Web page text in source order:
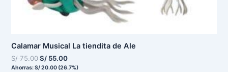
Calamar Musical La tiendita de Ale
S/75.00S/ 55.00
Ahorras:S/20.00 (26.7%)